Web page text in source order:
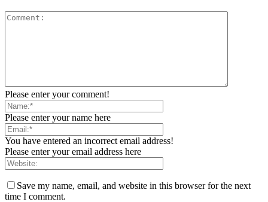
Please enter your comment!
Please enter your name here
You have entered an incorrect email address!
Please enter your email address here
Save my name, email, and website in this browser for the next
time I comment.